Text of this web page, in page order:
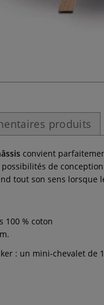
produits
convient
de
tout son sens lorsque
100 % coton
: un mini-chevalet de